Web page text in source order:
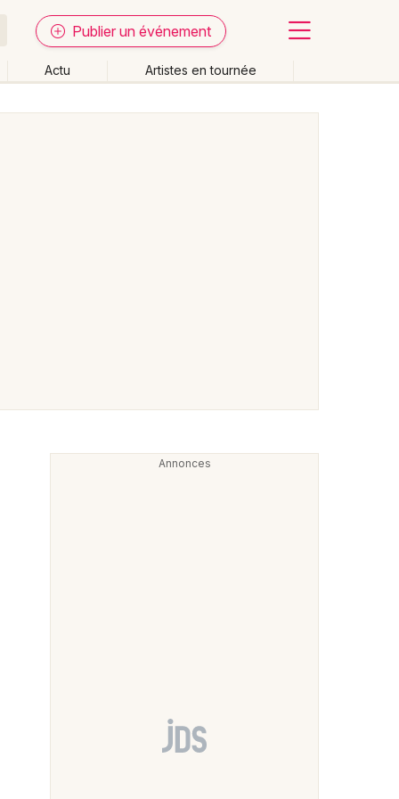
Publier un événement
Actu Artistes en tournée